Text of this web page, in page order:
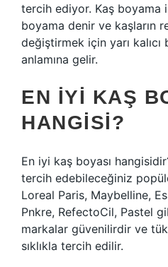
tercih ediyor. Kaş boyama
boyama denir ve kaşların
değiştirmek için yarı kalıcı
anlamına gelir.
EN IYI KAŞ
HANGISI?
En iyi kaş boyası
tercih edebileceğiniz
Loreal Paris, Maybelline,
Pnkre, RefectoCil, Pastel
markalar güvenilirdir ve
sıklıkla tercih edilir.